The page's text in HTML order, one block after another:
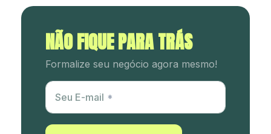
NÃO FIQUE PARA TRÁS
Formalize seu negócio agora mesmo!
Utm Content
Seu E-mail